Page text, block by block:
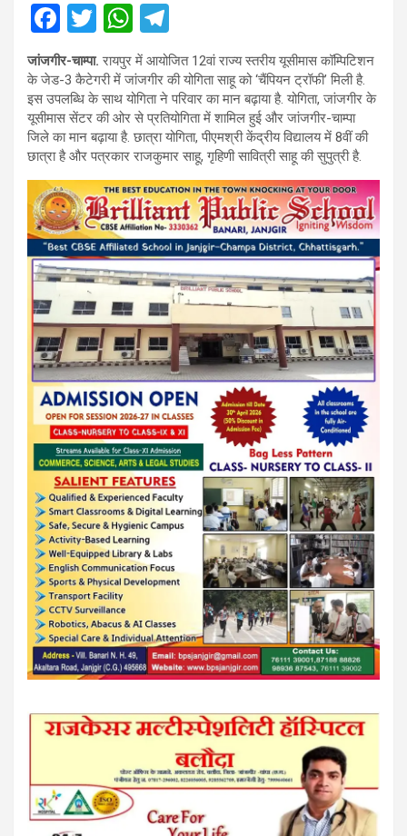
F
a
ce
b
o
o
k
T
wi
tt
er
W
h
at
s
A
p
p
el
e
gr
a
m
जांजगीर-चाम्पा. रायपुर में आयोजित 12वां राज्य स्तरीय यूसीमास कॉम्पिटिशन
के जेड-3 कैटेगरी में जांजगीर की योगिता साहू को ‘चैंपियन ट्रॉफी’ मिली है.
इस उपलब्धि के साथ योगिता ने परिवार का मान बढ़ाया है. योगिता, जांजगीर के
यूसीमास सेंटर की ओर से प्रतियोगिता में शामिल हुई और जांजगीर-चाम्पा
जिले का मान बढ़ाया है. छात्रा योगिता, पीएमश्री केंद्रीय विद्यालय में 8वीं की
छात्रा है और पत्रकार राजकुमार साहू, गृहिणी सावित्री साहू की सुपुत्री है.